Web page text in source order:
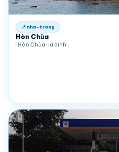
📍 nha-trang
Hòn Chùa
“Hòn Chùa” la dinh…